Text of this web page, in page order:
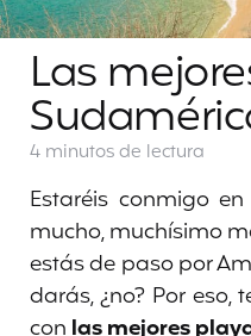
Las
4 minutosde lectura
Estaréis conmigo
mucho, muchísimo
estás de paso por
darás, ¿no? Por
con las mejores